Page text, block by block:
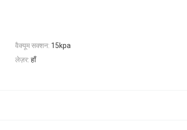
वैक्यूम सक्शन: 15kpa
लेज़र: हाँ